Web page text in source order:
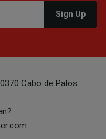
Cabo de Palos